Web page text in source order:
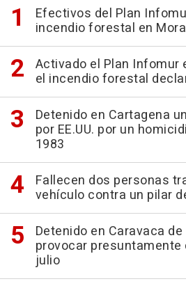
Efectivos del Plan
incendio forestal en
Activado el Plan Infomur
el incendio forestal
Detenido en Cartagena
por EE.UU. por un
1983
Fallecen dos personas
vehículo contra un pilar
Detenido en Caravaca
provocar
julio